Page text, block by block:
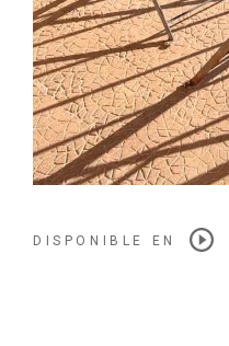
DISPONIBLE EN